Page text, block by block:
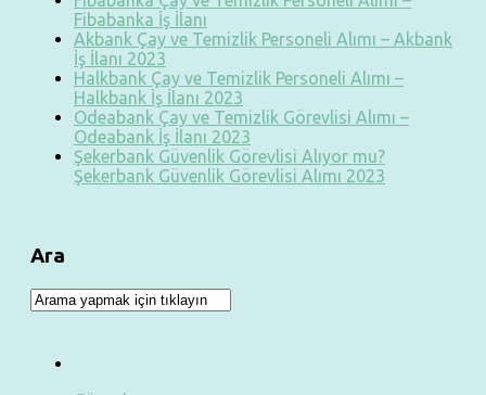
Fibabanka İş İlanı
Akbank Çay ve Temizlik Personeli Alımı – Akbank
İş İlanı 2023
Halkbank Çay ve Temizlik Personeli Alımı –
Halkbank İş İlanı 2023
Odeabank Çay ve Temizlik Görevlisi Alımı –
Odeabank İş İlanı 2023
Şekerbank Güvenlik Görevlisi Alıyor mu?
Şekerbank Güvenlik Görevlisi Alımı 2023
Ara